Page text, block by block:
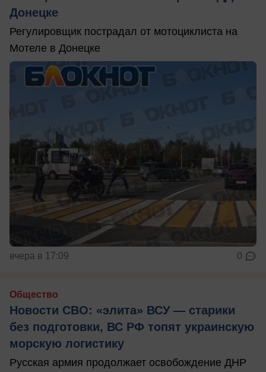
Донецке
Регулировщик пострадал от мотоциклиста на
Мотеле в Донецке
вчера в 17:09 0
Общество
Новости СВО: «элита» ВСУ — старики
без подготовки, ВС РФ топят украинскую
морскую логистику
Русская армия продолжает освобождение ДНР